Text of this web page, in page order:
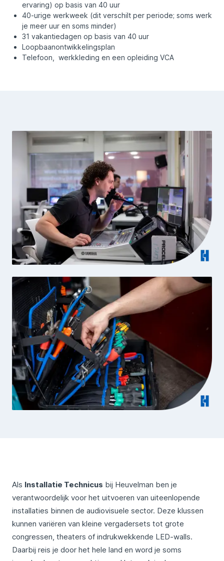
ervaring) op basis van 40 uur
40-urige werkweek (dit verschilt per periode; soms werk
je meer uur en soms minder)
31 vakantiedagen op basis van 40 uur
Loopbaanontwikkelingsplan
Telefoon, werkkleding en een opleiding VCA
Als Installatie Technicus bij Heuvelman ben je
verantwoordelijk voor het uitvoeren van uiteenlopende
installaties binnen de audiovisuele sector. Deze klussen
kunnen variëren van kleine vergadersets tot grote
congressen, theaters of indrukwekkende LED-walls.
Daarbij reis je door het hele land en word je soms